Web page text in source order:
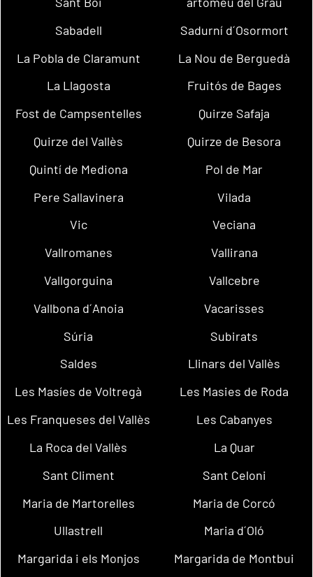
Sabadell
Sadurní d´Osormort
La Pobla de Claramunt
La Nou de Berguedà
La Llagosta
Fruitós de Bages
Fost de Campsentelles
Quirze Safaja
Quirze del Vallès
Quirze de Besora
Quintí de Mediona
Pol de Mar
Pere Sallavinera
Vilada
Vic
Veciana
Vallromanes
Vallirana
Vallgorguina
Vallcebre
Vallbona d´Anoia
Vacarisses
Súria
Subirats
Saldes
Llinars del Vallès
Les Masíes de Voltregà
Les Masies de Roda
Les Franqueses del Vallès
Les Cabanyes
La Roca del Vallès
La Quar
Sant Climent
Sant Celoni
Maria de Martorelles
Maria de Corcó
Ullastrell
Maria d´Oló
Margarida i els Monjos
Margarida de Montbui